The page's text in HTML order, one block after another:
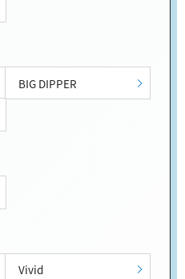
BIG DIPPER
Vivid